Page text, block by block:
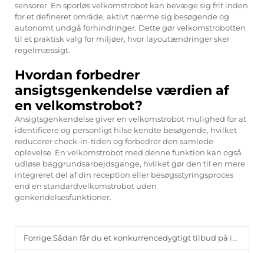
sensorer. En sporløs velkomstrobot kan bevæge sig frit inden
for et defineret område, aktivt nærme sig besøgende og
autonomt undgå forhindringer. Dette gør velkomstrobotten
til et praktisk valg for miljøer, hvor layoutændringer sker
regelmæssigt.
Hvordan forbedrer
ansigtsgenkendelse værdien af
en velkomstrobot?
Ansigtsgenkendelse giver en velkomstrobot mulighed for at
identificere og personligt hilse kendte besøgende, hvilket
reducerer check-in-tiden og forbedrer den samlede
oplevelse. En velkomstrobot med denne funktion kan også
udløse baggrundsarbejdsgange, hvilket gør den til en mere
integreret del af din reception eller besøgsstyringsproces
end en standardvelkomstrobot uden
genkendelsesfunktioner.
Forrige:Sådan får du et konkurrencedygtigt tilbud på intelligente velkomstrobotter i 2026.